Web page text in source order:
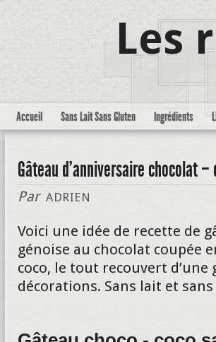
Les
Accueil Sans Lait Sans Gluten Ingrédients
Gâteau d’anniversaire chocolat –
Par ADRIEN
Voici une idée de recette de
génoise au chocolat coupée
coco, le tout recouvert d’une
décorations. Sans lait et